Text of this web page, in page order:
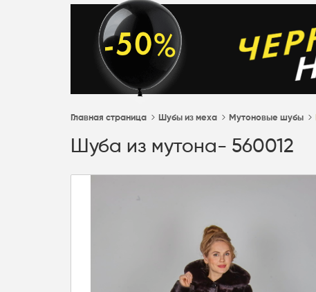
Главная страница Шубы из меха Мутоновые шубы
Шуба из мутона- 560012